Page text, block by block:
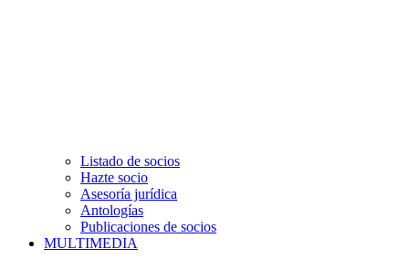
Listado de socios
Hazte socio
Asesoría jurídica
Antologías
Publicaciones de socios
MULTIMEDIA